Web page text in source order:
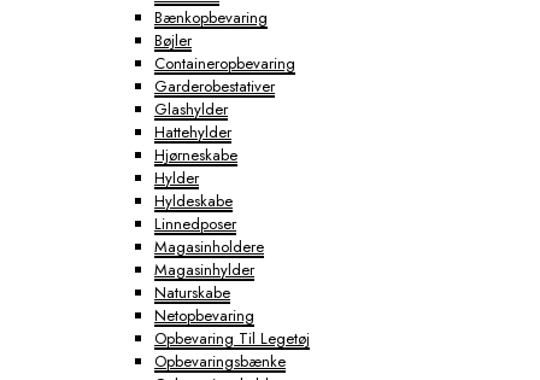
Bænkopbevaring
Bøjler
Containeropbevaring
Garderobestativer
Glashylder
Hattehylder
Hjørneskabe
Hylder
Hyldeskabe
Linnedposer
Magasinholdere
Magasinhylder
Naturskabe
Netopbevaring
Opbevaring Til Legetøj
Opbevaringsbænke